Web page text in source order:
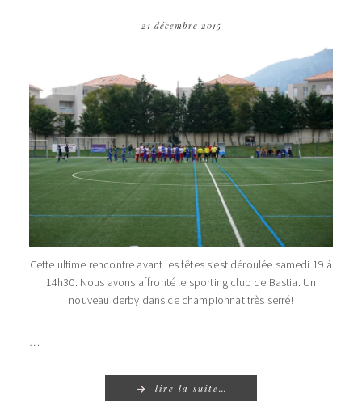
21 décembre 2015
Cette ultime rencontre avant les fêtes s’est déroulée samedi 19 à
14h30. Nous avons affronté le sporting club de Bastia. Un
nouveau derby dans ce championnat très serré!
…
lire la suite…